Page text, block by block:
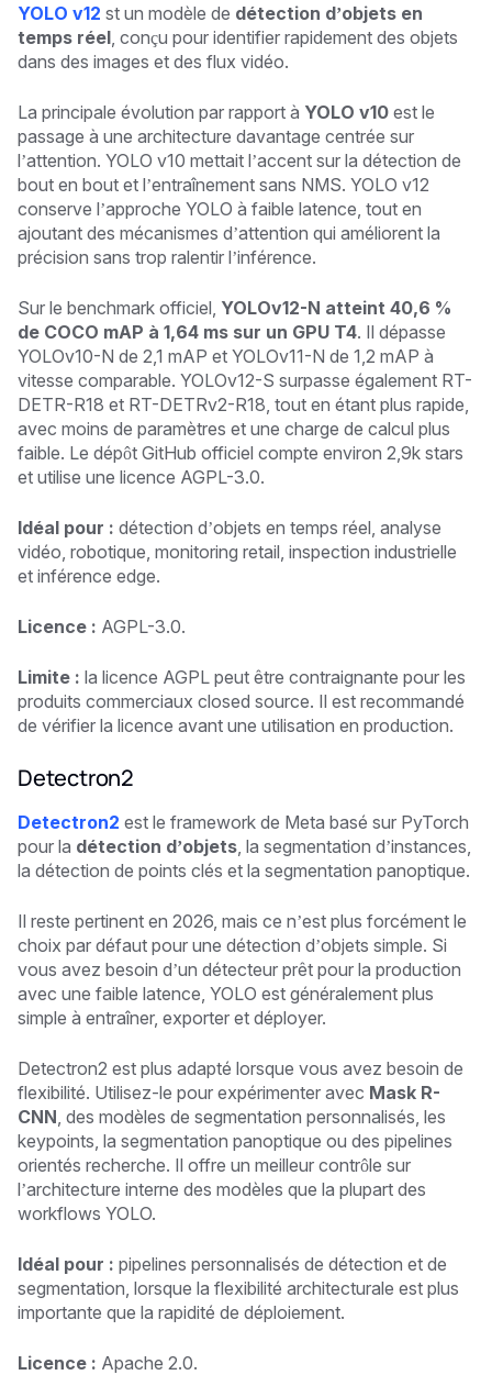
YOLO v12 st un modèle de détection d’objets en
temps réel , conçu pour identifier rapidement des objets
dans des images et des flux vidéo.
La principale évolution par rapport à YOLO v10 est le
passage à une architecture davantage centrée sur
l’attention. YOLO v10 mettait l’accent sur la détection de
bout en bout et l’entraînement sans NMS. YOLO v12
conserve l’approche YOLO à faible latence, tout en
ajoutant des mécanismes d’attention qui améliorent la
précision sans trop ralentir l’inférence.
Sur le benchmark officiel, YOLOv12-N atteint 40,6 %
de COCO mAP à 1,64 ms sur un GPU T4. Il dépasse
YOLOv10-N de 2,1 mAP et YOLOv11-N de 1,2 mAP à
vitesse comparable. YOLOv12-S surpasse également RT-
DETR-R18 et RT-DETRv2-R18, tout en étant plus rapide,
avec moins de paramètres et une charge de calcul plus
faible. Le dépôt GitHub officiel compte environ 2,9k stars
et utilise une licence AGPL-3.0.
Idéal pour : détection d’objets en temps réel, analyse
vidéo, robotique, monitoring retail, inspection industrielle
et inférence edge.
Licence : AGPL-3.0.
Limite : la licence AGPL peut être contraignante pour les
produits commerciaux closed source. Il est recommandé
de vérifier la licence avant une utilisation en production.
Detectron2
Detectron2 est le framework de Meta basé sur PyTorch
pour la détection d’objets , la segmentation d’instances,
la détection de points clés et la segmentation panoptique.
Il reste pertinent en 2026, mais ce n’est plus forcément le
choix par défaut pour une détection d’objets simple. Si
vous avez besoin d’un détecteur prêt pour la production
avec une faible latence, YOLO est généralement plus
simple à entraîner, exporter et déployer.
Detectron2 est plus adapté lorsque vous avez besoin de
flexibilité. Utilisez-le pour expérimenter avec Mask R-
CNN , des modèles de segmentation personnalisés, les
keypoints, la segmentation panoptique ou des pipelines
orientés recherche. Il offre un meilleur contrôle sur
l’architecture interne des modèles que la plupart des
workflows YOLO.
Idéal pour : pipelines personnalisés de détection et de
segmentation, lorsque la flexibilité architecturale est plus
importante que la rapidité de déploiement.
Licence : Apache 2.0.